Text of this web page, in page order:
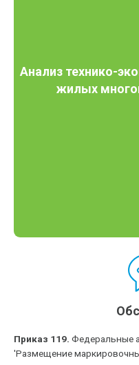
Анализ технико-
жилых
Приказ 119. Федеральные
'Размещение